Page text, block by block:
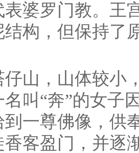
婆罗门教。王
结构，但保持了
山，山体较小
叫“奔”的女子
到一尊佛像，供
客盈门，并逐